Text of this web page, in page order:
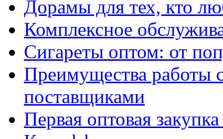
Дорамы для тех, кто
Комплексное
Сигареты оптом: от
Преимущества работы
поставщиками
Первая оптовая